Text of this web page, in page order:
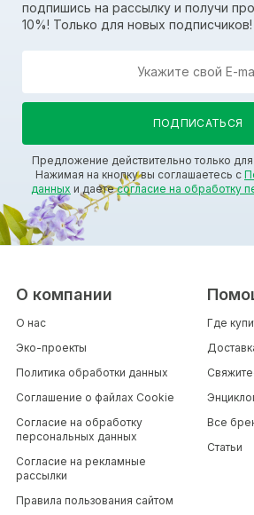
подпишись на рассылку и получи
10%! Только для новых подписчиков!
Предложение действительно только
Нажимая на кнопку вы соглашаетесь с
данных и даетесогласие на обработку
О компании
О нас
Эко-проекты
Политика обработки данных
Соглашение о файлах Cookie
Согласие на обработку
персональных данных
Согласие на рекламные
рассылки
Правила пользования сайтом
Где
Все
Статьи